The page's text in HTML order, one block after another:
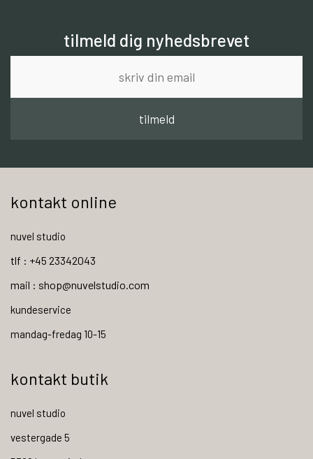
tilmeld dig nyhedsbrevet
tilmeld
kontakt online
nuvel studio
tlf : +45 23342043
mail : shop@nuvelstudio.com
kundeservice
mandag-fredag 10-15
kontakt butik
nuvel studio
vestergade 5